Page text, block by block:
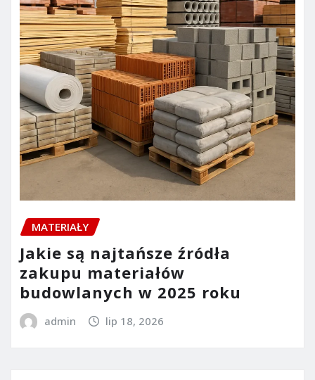
MATERIAŁY
Jakie są najtańsze źródła
zakupu materiałów
budowlanych w 2025 roku
admin lip 18, 2026